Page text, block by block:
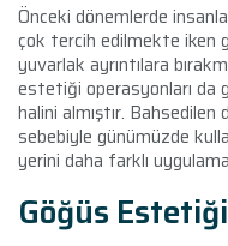
Önceki dönemlerde
çok tercih edilmekte iken
yuvarlak ayrıntılara
estetiği operasyonları da
halini almıştır.
sebebiyle günümüzde
yerini daha farklı
Göğüs